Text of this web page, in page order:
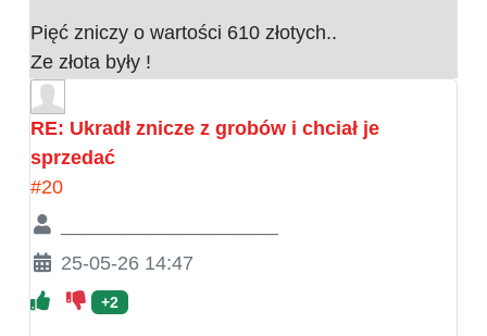
Pięć zniczy o wartości 610 złotych..
Ze złota były !
RE: Ukradł znicze z grobów i chciał je
sprzedać
#20
25-05-26 14:47
+2